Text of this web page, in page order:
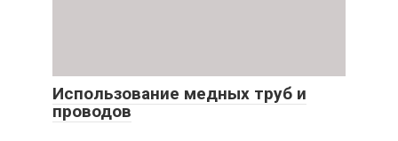
Использование медных труб и
проводов